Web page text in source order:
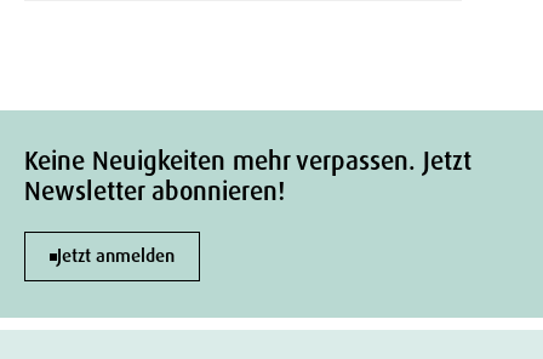
Keine Neuigkeiten mehr verpassen. Jetzt
Newsletter abonnieren!
Jetzt anmelden